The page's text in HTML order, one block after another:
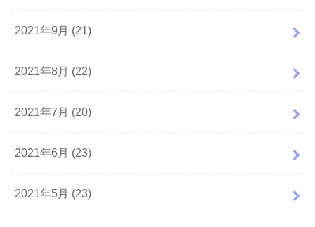
2021年9月 (21)
2021年8月 (22)
2021年7月 (20)
2021年6月 (23)
2021年5月 (23)